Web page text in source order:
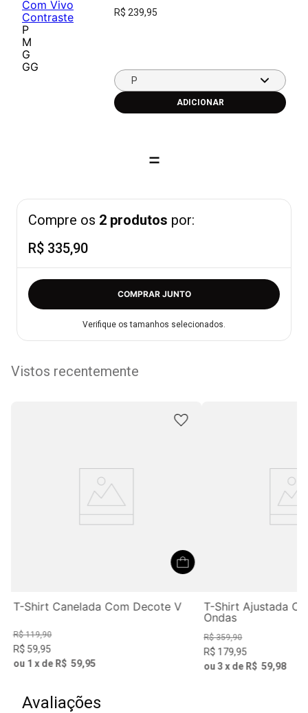
P
M
G
GG
R$ 239,95
P
=
Compre os 2 produtos por:
R$ 335,90
COMPRAR JUNTO
Verifique os tamanhos selecionados.
Vistos recentemente
T-Shirt Canelada Com Decote V
R$ 119,90
R$ 59,95
ou 1 x de R$ 59,95
T-Shirt Ajustada
Ondas
R$ 359,90
R$ 179,95
ou 3 x de R$ 59,98
Avaliações